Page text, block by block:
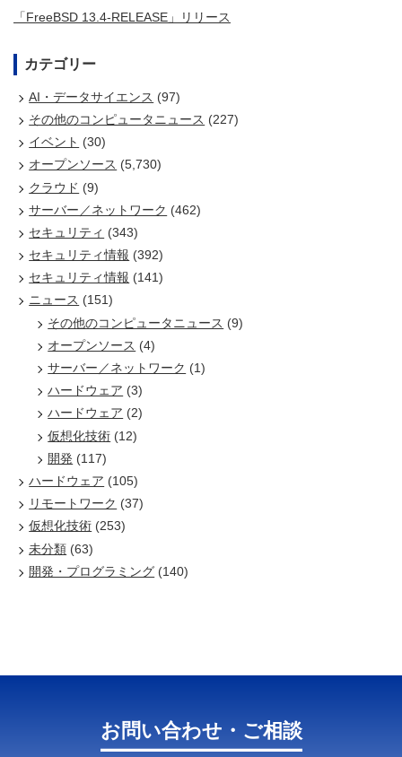
「FreeBSD 13.4-RELEASE」リリース
カテゴリー
AI・データサイエンス (97)
その他のコンピュータニュース (227)
イベント (30)
オープンソース (5,730)
クラウド (9)
サーバー／ネットワーク (462)
セキュリティ (343)
セキュリティ情報 (392)
セキュリティ情報 (141)
ニュース (151)
その他のコンピュータニュース (9)
オープンソース (4)
サーバー／ネットワーク (1)
ハードウェア (3)
ハードウェア (2)
仮想化技術 (12)
開発 (117)
ハードウェア (105)
リモートワーク (37)
仮想化技術 (253)
未分類 (63)
開発・プログラミング (140)
お問い合わせ・ご相談